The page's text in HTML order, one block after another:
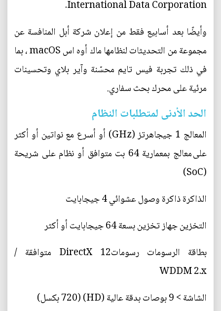
International Data Corporation.
وأيضًا بعد أسابيع فقط من إعلان شركة أبل المنافسة عن
مجموعة من التحديثات لنظامها ماك أوه اس macOS ، بما
في ذلك تجربة فيس تايم محسّنة وآير بلاي وتحسينات
مرئية على محرك بحث سفاري.
الحد الأدنى لمتطلبات النظام
المعالج 1 جيجاهرتز (GHz) أو أسرع مع نواتين أو أكثر
على معالج بمعمارية 64 بت متوافق أو نظام على شريحة
(SoC)
الذاكرة ذاكرة وصول عشوائي 4 جيجابايت
التخزين جهاز تخزين بسعة 64 جيجابايت أو أكثر
بطاقة الرسومات رسوماتDirectX 12 متوافقة /
WDDM 2.x
الشاشة > 9 بوصات بدقة عالية (HD) (720 بكسل)